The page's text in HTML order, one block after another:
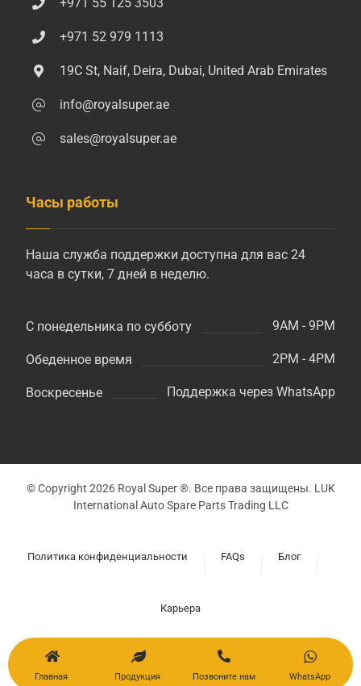
+971 55 125 3503
+971 52 979 1113
19C St, Naif, Deira, Dubai, United Arab Emirates
info@royalsuper.ae
sales@royalsuper.ae
Часы работы
Наша служба поддержки доступна для вас 24
часа в сутки, 7 дней в неделю.
С понедельника по субботу 9AM - 9PM
Обеденное время 2PM - 4PM
Воскресенье Поддержка через WhatsApp
© Copyright 2026 Royal Super ®. Все права защищены. LUK
International Auto Spare Parts Trading LLC
Политика конфиденциальности FAQs Блог
Карьера
Главная Продукция Позвоните нам WhatsApp